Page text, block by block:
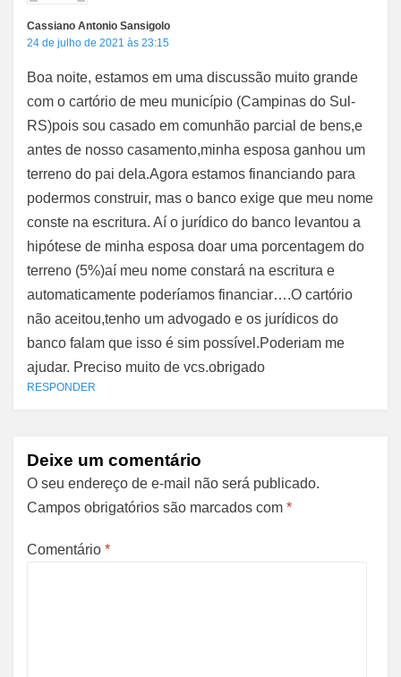
Cassiano Antonio Sansigolo
24 de julho de 2021 às 23:15
Boa noite, estamos em uma discussão muito grande
com o cartório de meu município (Campinas do Sul-
RS)pois sou casado em comunhão parcial de bens,e
antes de nosso casamento,minha esposa ganhou um
terreno do pai dela.Agora estamos financiando para
podermos construir, mas o banco exige que meu nome
conste na escritura. Aí o jurídico do banco levantou a
hipótese de minha esposa doar uma porcentagem do
terreno (5%)aí meu nome constará na escritura e
automaticamente poderíamos financiar….O cartório
não aceitou,tenho um advogado e os jurídicos do
banco falam que isso é sim possível.Poderiam me
ajudar. Preciso muito de vcs.obrigado
RESPONDER
Deixe um comentário
O seu endereço de e-mail não será publicado.
Campos obrigatórios são marcados com *
Comentário *